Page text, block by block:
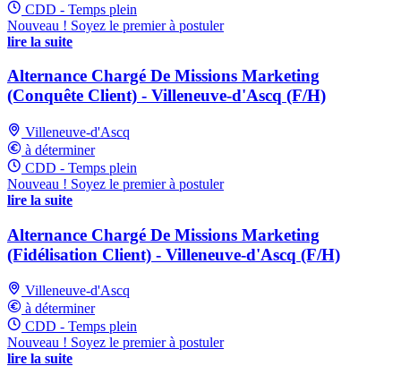
CDD - Temps plein
Nouveau ! Soyez le premier à postuler
lire la suite
Alternance Chargé De Missions Marketing
(Conquête Client) - Villeneuve-d'Ascq (F/H)
Villeneuve-d'Ascq
à déterminer
CDD - Temps plein
Nouveau ! Soyez le premier à postuler
lire la suite
Alternance Chargé De Missions Marketing
(Fidélisation Client) - Villeneuve-d'Ascq (F/H)
Villeneuve-d'Ascq
à déterminer
CDD - Temps plein
Nouveau ! Soyez le premier à postuler
lire la suite